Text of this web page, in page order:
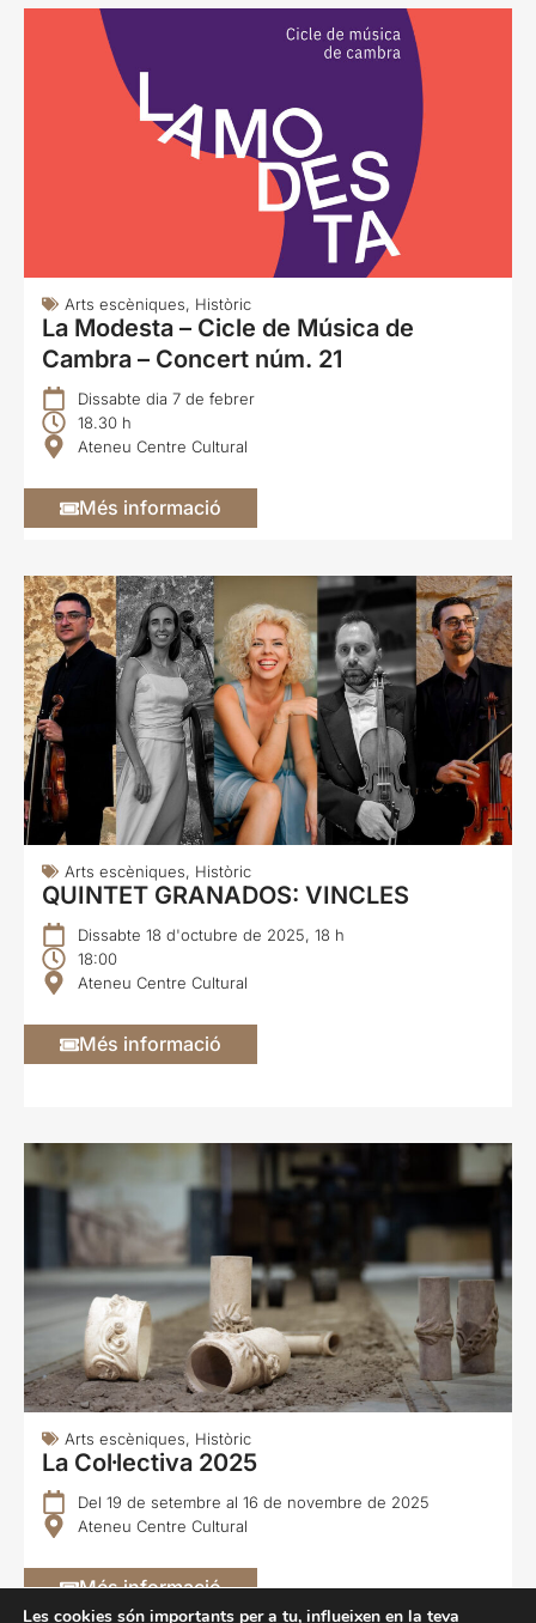
Arts escèniques, Històric
La Modesta – Cicle de Música de
Cambra – Concert núm. 21
Dissabte dia 7 de febrer
18.30 h
Ateneu Centre Cultural
Més informació
Arts escèniques, Històric
QUINTET GRANADOS: VINCLES
Dissabte 18 d'octubre de 2025, 18 h
18:00
Ateneu Centre Cultural
Més informació
Arts escèniques, Històric
La Col·lectiva 2025
Del 19 de setembre al 16 de novembre de 2025
Ateneu Centre Cultural
Més informació
Les cookies són importants per a tu, influeixen en la teva